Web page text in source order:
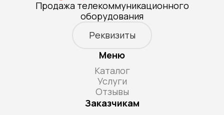
Продажа телекоммуникационного
оборудования
Реквизиты
Меню
Каталог
Услуги
Отзывы
Заказчикам